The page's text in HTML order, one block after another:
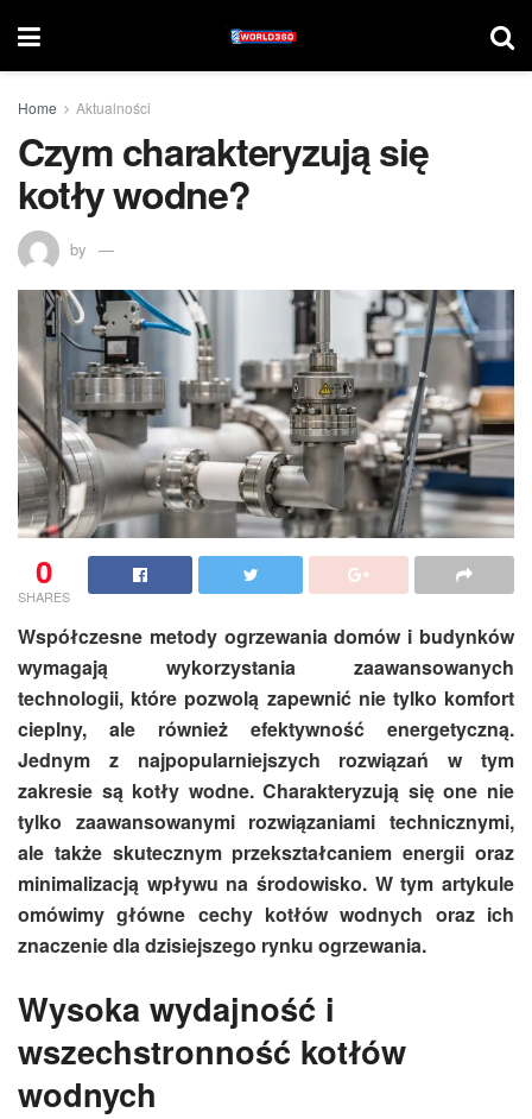
Home Aktualności
Czym charakteryzują się
kotły wodne?
by
0
SHARES
Współczesne metody ogrzewania domów i budynków
wymagają wykorzystania zaawansowanych
technologii, które pozwolą zapewnić nie tylko komfort
cieplny, ale również efektywność energetyczną.
Jednym z najpopularniejszych rozwiązań w tym
zakresie są kotły wodne. Charakteryzują się one nie
tylko zaawansowanymi rozwiązaniami technicznymi,
ale także skutecznym przekształcaniem energii oraz
minimalizacją wpływu na środowisko. W tym artykule
omówimy główne cechy kotłów wodnych oraz ich
znaczenie dla dzisiejszego rynku ogrzewania.
Wysoka wydajność i
wszechstronność kotłów
wodnych